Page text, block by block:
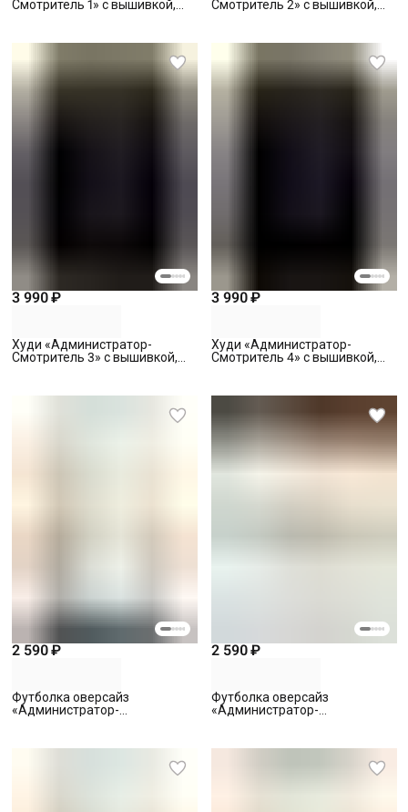
Смотритель 1» с вышивкой,
Смотритель 2» с вышивкой,
3 990 ₽
Худи «Администратор-
Смотритель 3» с вышивкой,
3 990 ₽
Худи «Администратор-
Смотритель 4» с вышивкой,
2 590 ₽
Футболка оверсайз
«Администратор-
2 590 ₽
Футболка оверсайз
«Администратор-